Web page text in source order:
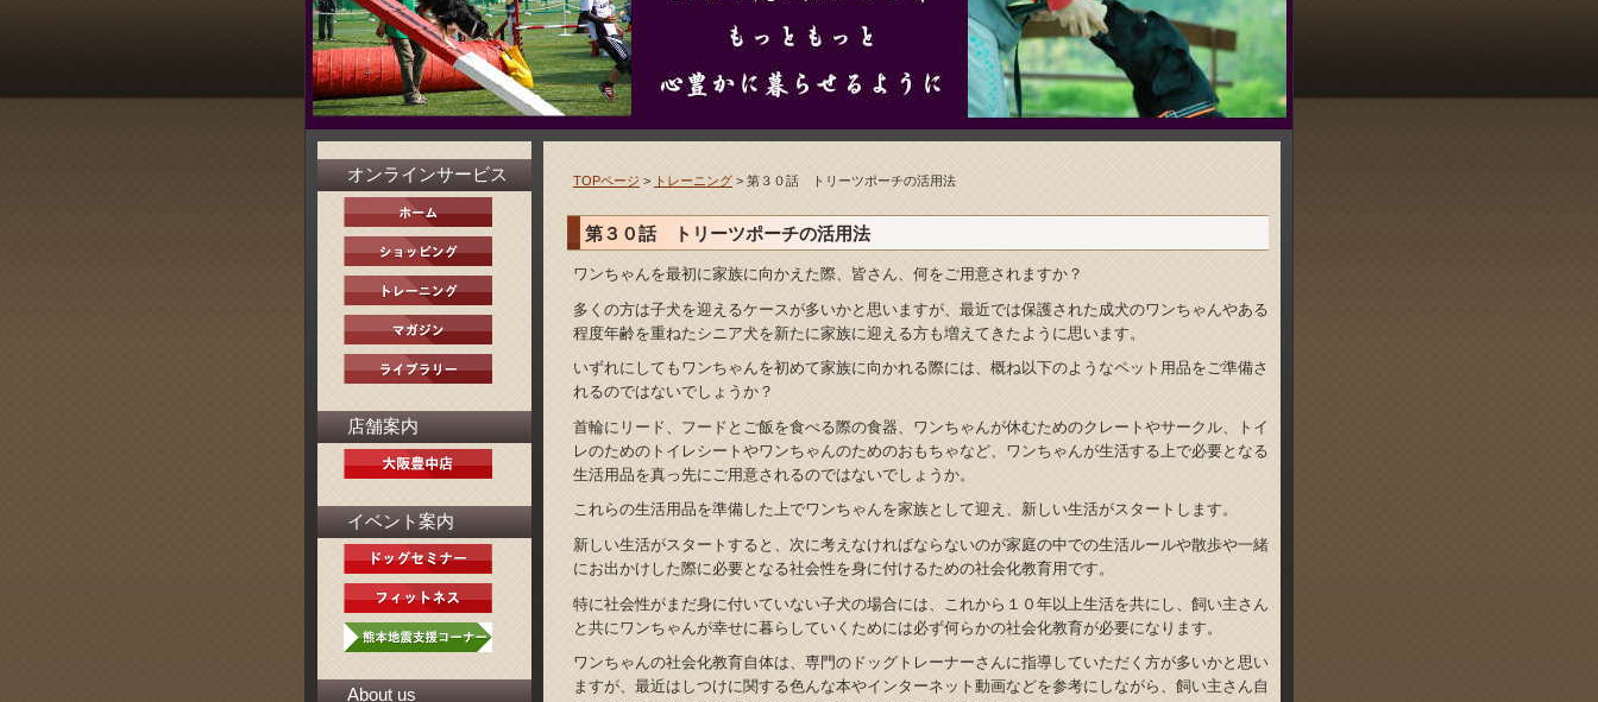
TOPページ > トレーニング > 第３０話 トリーツポーチの活用法
第３０話 トリーツポーチの活用法
ワンちゃんを最初に家族に向かえた際、皆さん、何をご用意されますか？
多くの方は子犬を迎えるケースが多いかと思いますが、最近では保護された成犬のワンちゃんやある
程度年齢を重ねたシニア犬を新たに家族に迎える方も増えてきたように思います。
いずれにしてもワンちゃんを初めて家族に向かれる際には、概ね以下のようなペット用品をご準備さ
れるのではないでしょうか？
首輪にリード、フードとご飯を食べる際の食器、ワンちゃんが休むためのクレートやサークル、トイ
レのためのトイレシートやワンちゃんのためのおもちゃなど、ワンちゃんが生活する上で必要となる
生活用品を真っ先にご用意されるのではないでしょうか。
これらの生活用品を準備した上でワンちゃんを家族として迎え、新しい生活がスタートします。
新しい生活がスタートすると、次に考えなければならないのが家庭の中での生活ルールや散歩や一緒
にお出かけした際に必要となる社会性を身に付けるための社会化教育用です。
特に社会性がまだ身に付いていない子犬の場合には、これから１０年以上生活を共にし、飼い主さん
と共にワンちゃんが幸せに暮らしていくためには必ず何らかの社会化教育が必要になります。
ワンちゃんの社会化教育自体は、専門のドッグトレーナーさんに指導していただく方が多いかと思い
ますが、最近はしつけに関する色んな本やインターネット動画などを参考にしながら、飼い主さん自
オンラインサービス
店舗案内
イベント案内
About us